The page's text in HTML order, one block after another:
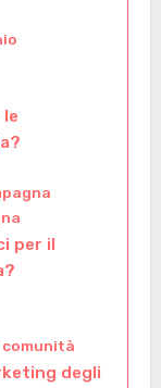
per il
comunità
degli